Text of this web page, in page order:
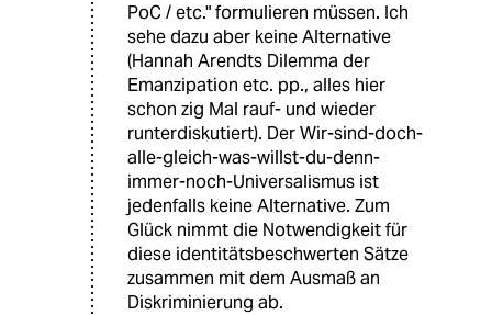
PoC / etc." formulieren müssen. Ich
sehe dazu aber keine Alternative
(Hannah Arendts Dilemma der
Emanzipation etc. pp., alles hier
schon zig Mal rauf- und wieder
runterdiskutiert). Der Wir-sind-doch-
alle-gleich-was-willst-du-denn-
immer-noch-Universalismus ist
jedenfalls keine Alternative. Zum
Glück nimmt die Notwendigkeit für
diese identitätsbeschwerten Sätze
zusammen mit dem Ausmaß an
Diskriminierung ab.